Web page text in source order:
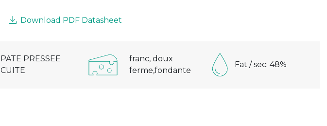
Download PDF Datasheet
PATE PRESSEE
CUITE
franc, doux
ferme,fondante
Fat / sec: 48%